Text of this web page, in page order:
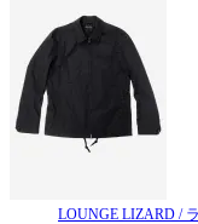
LOUNGE LIZARD /